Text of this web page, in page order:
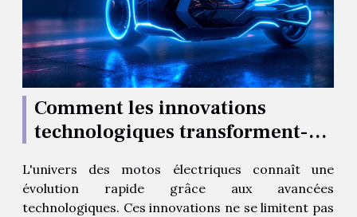
Comment les innovations
technologiques transforment-
L'univers des motos électriques connaît une
évolution rapide grâce aux avancées
technologiques. Ces innovations ne se limitent pas